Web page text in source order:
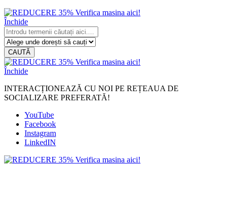
Închide
CAUTĂ
Închide
INTERACȚIONEAZĂ CU NOI PE REȚEAUA DE
SOCIALIZARE PREFERATĂ!
YouTube
Facebook
Instagram
LinkedIN